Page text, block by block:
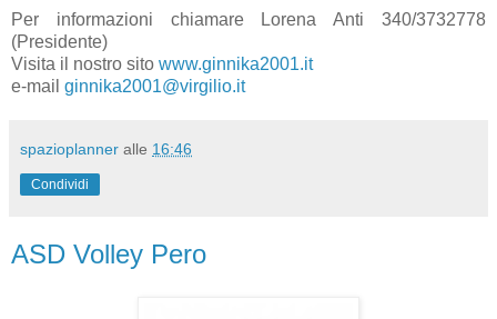
Per informazioni chiamare Lorena Anti 340/3732778
(Presidente)
Visita il nostro sito www.ginnika2001.it
e-mail ginnika2001@virgilio.it
spazioplanner alle 16:46
Condividi
ASD Volley Pero